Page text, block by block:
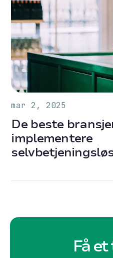
mar 2, 2025
De beste
implementere
Få